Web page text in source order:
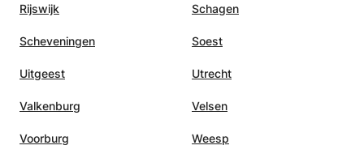
Rijswijk Schagen
Scheveningen Soest
Uitgeest Utrecht
Valkenburg Velsen
Voorburg Weesp